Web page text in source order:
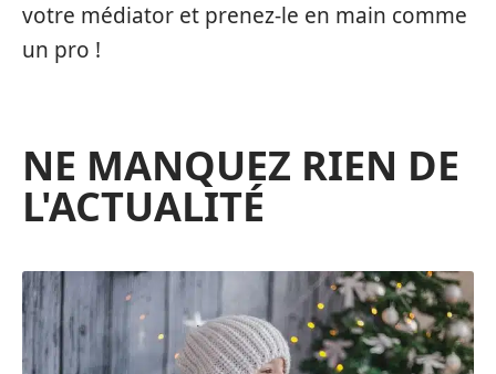
votre médiator et prenez-le en main comme
un pro !
NE MANQUEZ RIEN DE
L'ACTUALITÉ